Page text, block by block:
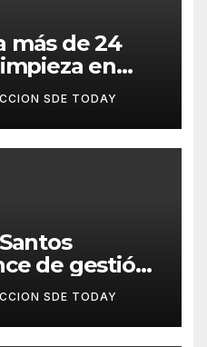
más de 24
en
y
SDE TODAY
de gestión
aprobadas
en el
SDE TODAY